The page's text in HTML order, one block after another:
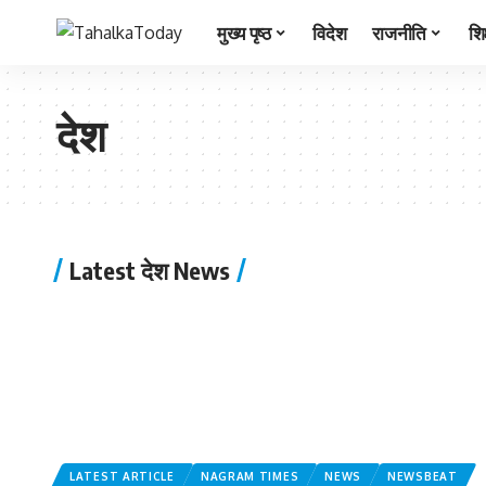
मुख्य पृष्ठ विदेश राजनीति
देश
Latest देश News
LATEST ARTICLE NAGRAM TIMES NEWS NEWSBEAT